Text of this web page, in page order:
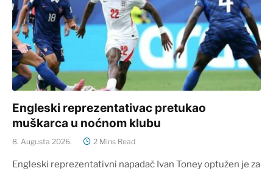
Engleski reprezentativac pretukao
muškarca u noćnom klubu
8. Augusta 2026. 2 Mins Read
Engleski reprezentativni napadač Ivan Toney optužen je za